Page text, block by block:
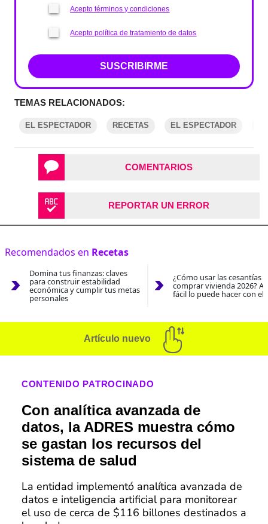
Acepto términos y condiciones
Acepto política de tratamiento de datos
SUSCRIBIRME
TEMAS RELACIONADOS:
EL ESPECTADOR RECETAS EL ESPECTADOR
COMENTARIOS
REPORTAR UN ERROR
Recomendados en Recetas
Domina tus finanzas: claves
para construir estabilidad
económica y cumplir tus metas
personales
¿Cómo usar las cesantías
comprar vivienda 2026?
fácil lo puede hacer con el
Artículo nuevo
CONTENIDO PATROCINADO
Con analítica avanzada de
datos, la ADRES muestra cómo
se gastan los recursos del
sistema de salud
La entidad implementó analítica avanzada de
datos e inteligencia artificial para monitorear
el uso de cerca de $116 billones destinados a